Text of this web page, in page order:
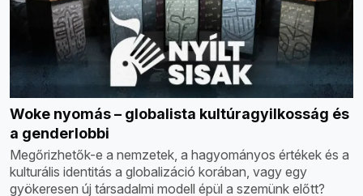
Woke nyomás – globalista kultúragyilkosság és
a genderlobbi
Megőrizhetők-e a nemzetek, a hagyományos értékek és a
kulturális identitás a globalizáció korában, vagy egy
gyökeresen új társadalmi modell épül a szemünk előtt?